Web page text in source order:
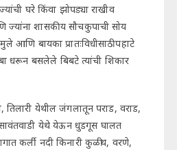
घरे किंवा झोपड्या राखीव
शासकीय सौचकुपाची सोय
आणि बायका प्रातःविधीसाठी पहाटे
धरून बसलेले बिबटे त्यांची शिकार
येथील जंगलातून पराड, वराड,
येथे येऊन धुडगूस घालत
कर्ली नदी किनारी कुळीथ, वरणे,